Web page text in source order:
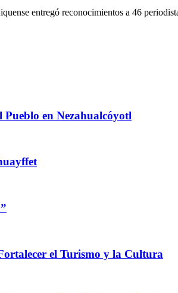
entregó reconocimientos a 46
en Nezahualcóyotl
el Turismo y la Cultura